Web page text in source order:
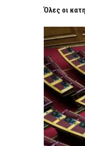
Όλες οι